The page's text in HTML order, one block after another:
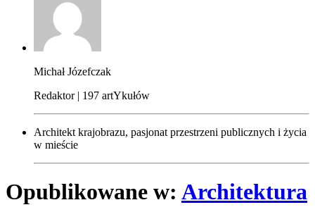
Michał Józefczak
Redaktor | 197 artYkułów
Architekt krajobrazu, pasjonat przestrzeni publicznych i życia
w mieście
Opublikowane w: Architektura